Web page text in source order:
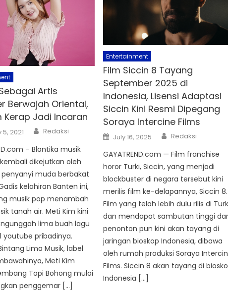
Artis
Berwajah Oriental,
Kerap Jadi Incaran
2021 Author
Redaksi
– Blantika musik
dikejutkan oleh
muda berbakat
kelahiran Banten ini,
musik pop menambah
tanah air. Meti Kim kini
lima buah lagu
youtube pribadinya.
Lima Musik, label
Meti Kim
Tapi Bohong mulai
penggemar […]
Entertainment
Film Siccin 8 Tayang
September 2025 di
Indonesia, Lisensi Adaptasi
Siccin Kini Resmi Dipegang
Soraya Intercine Films
Posted
on
July 16, 2025 Author
Redaksi
GAYATREND.com — Film franchise
horor Turki, Siccin, yang menjadi
blockbuster di negara tersebut kini
merilis film ke-delapannya, Siccin 8.
Film yang telah lebih dulu rilis di
dan mendapat sambutan tinggi
penonton pun kini akan tayang di
jaringan bioskop Indonesia, dibawa
oleh rumah produksi Soraya
Films. Siccin 8 akan tayang di
Indonesia […]